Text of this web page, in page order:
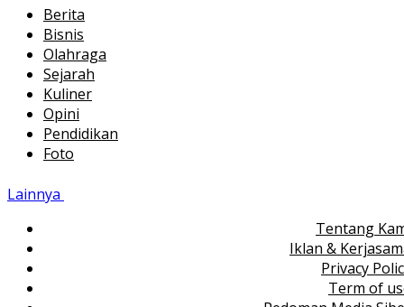
Berita
Bisnis
Olahraga
Sejarah
Kuliner
Opini
Pendidikan
Foto
Lainnya
Tentang
Iklan &
Privacy
Term of